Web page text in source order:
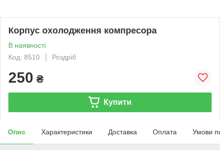
Корпус охолодження компресора
В наявності
Код: 8510
Роздріб
250 ₴
Купити
Опис Характеристики Доставка Оплата Умови